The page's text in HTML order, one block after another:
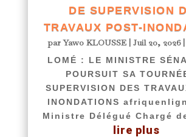
DE SUPERVISION
TRAVAUX POST-
parYawo KLOUSSE| Juil 20, 2026
LOMÉ : LE MINISTRE
POURSUIT SA
SUPERVISION DES
INONDATIONS
Ministre Délégué Chargé
lire plus